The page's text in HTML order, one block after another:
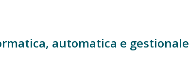
automatica e gestionale